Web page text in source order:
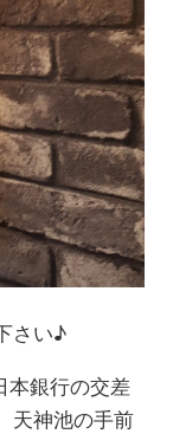
さい♪
本銀行の交差
天神池の手前